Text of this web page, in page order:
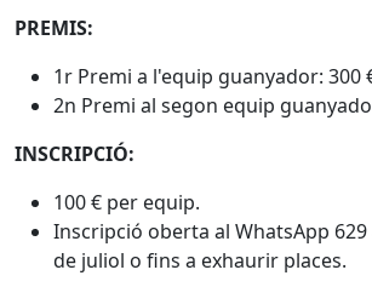
PREMIS:
1r Premi a l'equip guanyador: 300
2n Premi al segon equip
INSCRIPCIÓ:
100 € per equip.
Inscripció oberta al WhatsApp 629
de juliol o fins a exhaurir places.